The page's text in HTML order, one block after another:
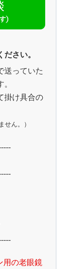
さい。
送っていた
掛け具合の
せん。）
用の老眼鏡